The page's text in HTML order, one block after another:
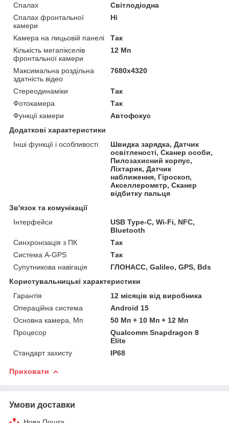
Спалах
Світлодіодна
Спалах фронтальної
камери
Ні
Камера на лицьовій панелі
Так
Кількість мегапікселів
фронтальної камери
12 Мп
Максимальна роздільна
здатність відео
7680x4320
Стереодинаміки
Так
Фотокамера
Так
Функції камери
Автофокус
Додаткові характеристики
Інші функції і особливості
Швидка зарядка, Датчик
освітленості, Сканер особи,
Пилозахисний корпус,
Ліхтарик, Датчик
наближення, Гіроскоп,
Акселлерометр, Сканер
відбитку пальця
Зв'язок та комунікації
Інтерфейси
USB Type-C, Wi-Fi, NFC,
Bluetooth
Синхронізація з ПК
Так
Система A-GPS
Так
Супутникова навігація
ГЛОНАСС, Galileo, GPS, Bds
Користувальницькі характеристики
Гарантія
12 місяців від виробника
Операційна система
Android 15
Основна камера, Мп
50 Мп + 10 Мп + 12 Мп
Процесор
Qualcomm Snapdragon 8
Elite
Стандарт захисту
IP68
Приховати
Умови доставки